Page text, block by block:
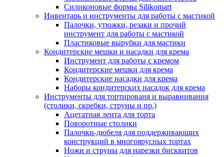
Силиконовые формы Silikomart
Инвентарь и инструменты для работы с мастикой
Палочки, утюжки, резаки и прочий
инструмент для работы с мастикой
Пластиковые вырубки для мастики
Кондитерские мешки и насадки для крема
Инструмент для работы с кремом
Кондитерские мешки для крема
Кондитерские насадки для крема
Наборы кондитерских насадок для крема
Инструменты для тортированя и выравнивания
(столики, скребки, струны и пр.)
Ацетатная лента для торта
Поворотные столики
Палочки-дюбеля для поддерживающих
конструкций в многоярусных тортах
Ножи и струны для нарезки бисквитов